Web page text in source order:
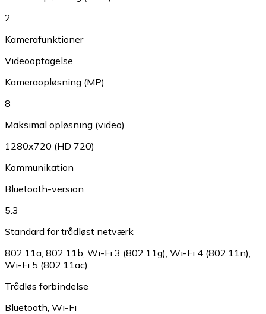
2
Kamerafunktioner
Videooptagelse
Kameraopløsning (MP)
8
Maksimal opløsning (video)
1280x720 (HD 720)
Kommunikation
Bluetooth-version
5.3
Standard for trådløst netværk
802.11a 802.11b Wi-Fi 3 (802.11g) Wi-Fi 4 (802.11n)
Wi-Fi 5 (802.11ac)
Trådløs forbindelse
Bluetooth Wi-Fi